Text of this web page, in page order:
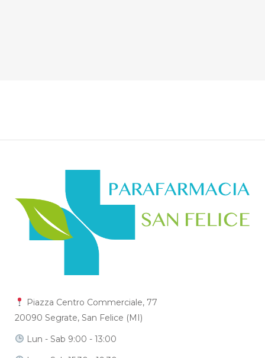
Piazza Centro Commerciale, 77
20090 Segrate, San Felice (MI)
Lun - Sab 9:00 - 13:00